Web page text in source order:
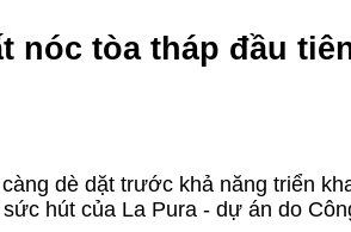
nóc tòa tháp đầu
dè dặt trước khả năng triển
hút của La Pura - dự án do